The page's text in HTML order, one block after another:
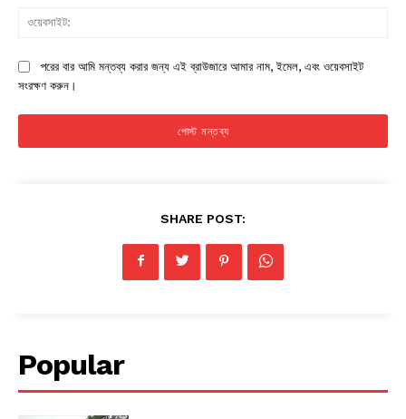
পরের বার আমি মন্তব্য করার জন্য এই ব্রাউজারে আমার নাম, ইমেল, এবং ওয়েবসাইট
সংরক্ষণ করুন।
SHARE POST:
Popular